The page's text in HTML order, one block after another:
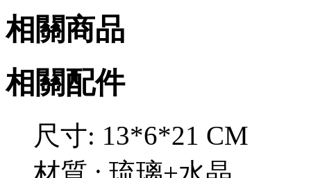
相關商品
相關配件
尺寸: 13*6*21 CM